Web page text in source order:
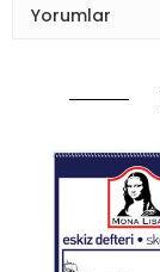
Yorumlar